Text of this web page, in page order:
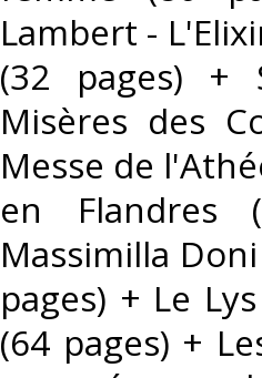
Lambert -
(32 pages) +
Misères des
Messe de
en Flandres
Massimilla
pages) + Le
(64 pages) +